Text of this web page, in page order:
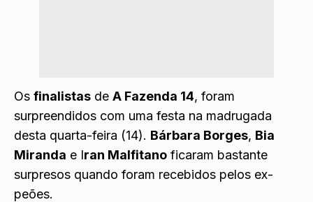
Os finalistas de A Fazenda 14, foram
surpreendidos com uma festa na madrugada
desta quarta-feira (14). Bárbara Borges, Bia
Miranda e Iran Malfitano ficaram bastante
surpresos quando foram recebidos pelos ex-
peões.